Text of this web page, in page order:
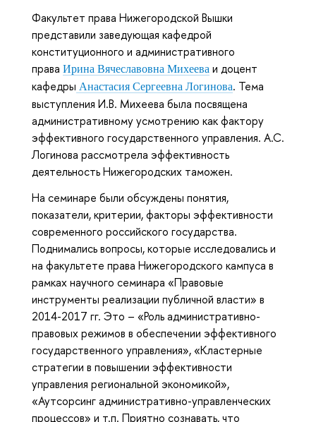
Факультет права Нижегородской Вышки
представили заведующая кафедрой
конституционного и административного
права Ирина Вячеславовна Михеева и доцент
кафедры Анастасия Сергеевна Логинова. Тема
выступления И.В. Михеева была посвящена
административному усмотрению как фактору
эффективного государственного управления. А.С.
Логинова рассмотрела эффективность
деятельность Нижегородских таможен.
На семинаре были обсуждены понятия,
показатели, критерии, факторы эффективности
современного российского государства.
Поднимались вопросы, которые исследовались и
на факультете права Нижегородского кампуса в
рамках научного семинара «Правовые
инструменты реализации публичной власти» в
2014-2017 гг. Это – «Роль административно-
правовых режимов в обеспечении эффективного
государственного управления», «Кластерные
стратегии в повышении эффективности
управления региональной экономикой»,
«Аутсорсинг административно-управленческих
процессов» и т.п. Приятно сознавать, что